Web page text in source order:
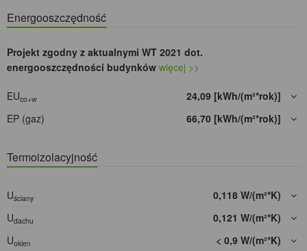
Energooszczędność
Projekt zgodny z aktualnymi WT 2021 dot.
energooszczędności budynków więcej >>
EUco+w
24,09 [kWh/(m²*rok)]
EP (gaz)
66,70 [kWh/(m²*rok)]
Termoizolacyjność
Uściany
0,118 W/(m²*K)
Udachu
0,121 W/(m²*K)
Uokien < 0,9 W/(m²*K)